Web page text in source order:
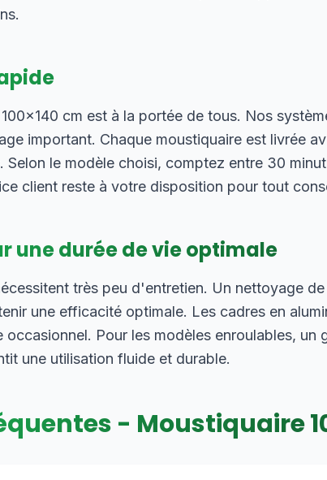
cm est à la portée de tous. Nos
important. Chaque moustiquaire est livrée
Selon le modèle choisi, comptez entre 30
client reste à votre disposition pour tout
une durée de vie optimale
très peu d'entretien. Un nettoyage
une efficacité optimale. Les cadres en
Pour les modèles enroulables, un
une utilisation fluide et durable.
- Moustiquaire